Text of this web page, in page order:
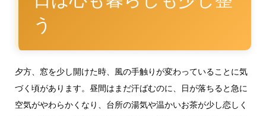
う
夕方、窓を少し開けた時、風の手触りが変わっていることに気
づく頃があります。昼間はまだ汗ばむのに、日が落ちると急に
空気がやわらかくなり、台所の湯気や温かいお茶が少し恋しく